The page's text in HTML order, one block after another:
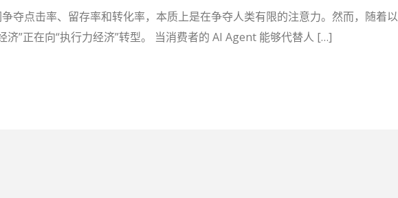
夺点击率、留存率和转化率，本质上是在争夺人类有限的注意力。然而，随着以
”正在向“执行力经济”转型。 当消费者的 AI Agent 能够代替人 […]